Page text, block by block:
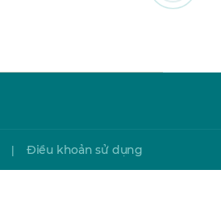
| Điều khoản sử dụng